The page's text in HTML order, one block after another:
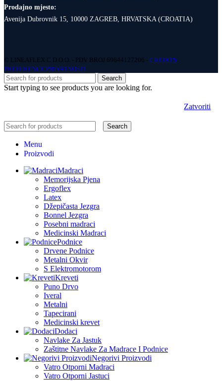
Prodajno mjesto:
Avenija Dubrovnik 15, 10000 ZAGREB, HRVATSKA (CROATIA)
© LINEAFLEX C D.O.O. - PDV BROJ 69644127206 - CREDITS
PREFERENCE PRIVATNOSTI
Search
Start typing to see products you are looking for.
Zatvoriti
Search
Menu
Proizvodi
Madraci
Memorijska Pjena
Ergoflex
Latex
Džepičasta Jezgra
Bonnel Jezgra
Posebni madraci
Medicinski Madraci
Podnice
Drvene Podnice
Metalni Okvir
S Elektromotorom
Kreveti
Puno Drvo
Iveral
Metalni
Tapecirani
Medicinski krevet
Dodaci
Navlake Za Jastuk
Zaštitne Navlake Za Madrace I Podnice
Negorivi Proizvodi
Vatro Otporni Madraci
Vatro Otporni Jastuci